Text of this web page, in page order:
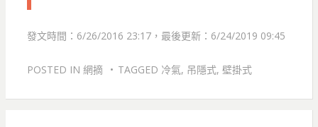
發文時間：6/26/2016 23:17，最後更新：6/24/2019 09:45
POSTED IN 網摘 TAGGED 冷氣, 吊隱式, 壁掛式